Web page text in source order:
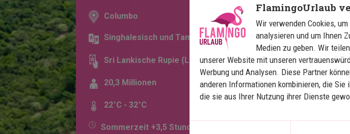
Columbo
Singhalesisch und Tamilisch
Sri Lankische Rupie (LKR)
20,3 Millionen
22°C - 32°C
Sommerzeit +3,5 Stunden,
Zauberhaftes
Strandurlaub
Empfohlen für den
Chauffeur/Guide
FlamingoUrlaub
Wir verwenden Cookies,
analysieren und um Ihnen
Medien zu geben. Wir
unserer Website mit unseren
Werbung und Analysen. Diese Partner
anderen Informationen kombinieren, die
die sie aus Ihrer Nutzung ihrer Dienste